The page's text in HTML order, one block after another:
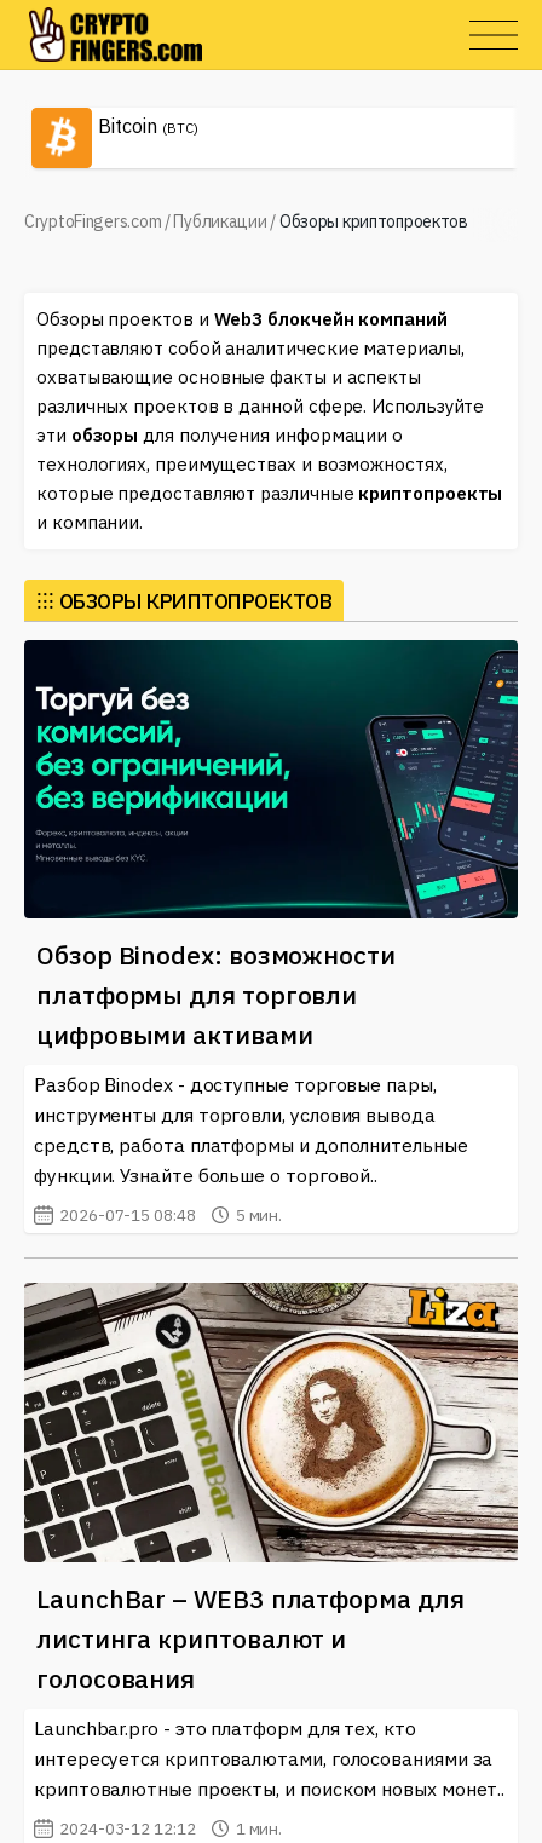
Bitcoin (BTC)
CryptoFingers.com /Публикации /Обзоры криптопроектов
Обзоры проектов и Web3 блокчейн компаний
представляют собой аналитические материалы,
охватывающие основные факты и аспекты
различных проектов в данной сфере. Используйте
эти обзоры для получения информации о
технологиях, преимуществах и возможностях,
которые предоставляют различные криптопроекты
и компании.
⁝⁝⁝ ОБЗОРЫ КРИПТОПРОЕКТОВ
Обзор Binodex: возможности
платформы для торговли
цифровыми активами
Разбор Binodex - доступные торговые пары,
инструменты для торговли, условия вывода
средств, работа платформы и дополнительные
функции. Узнайте больше о торговой..
2026-07-15 08:48 5 мин.
LaunchBar – WEB3 платформа для
листинга криптовалют и
голосования
Launchbar.pro - это платформ для тех, кто
интересуется криптовалютами, голосованиями за
криптовалютные проекты, и поиском новых монет..
2024-03-12 12:12 1 мин.